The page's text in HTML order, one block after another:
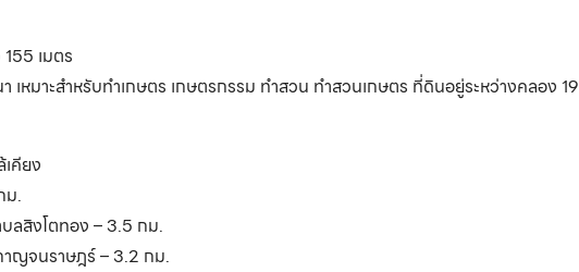
เมตร
หมาะสำหรับทำเกษตร เกษตรกรรม ทำสวน ทำสวนเกษตร ที่ดินอยู่ระหว่างคลอง 19
คียง
ม.
ลสิงโตทอง – 3.5 กม.
าญจนราษฎร์ – 3.2 กม.